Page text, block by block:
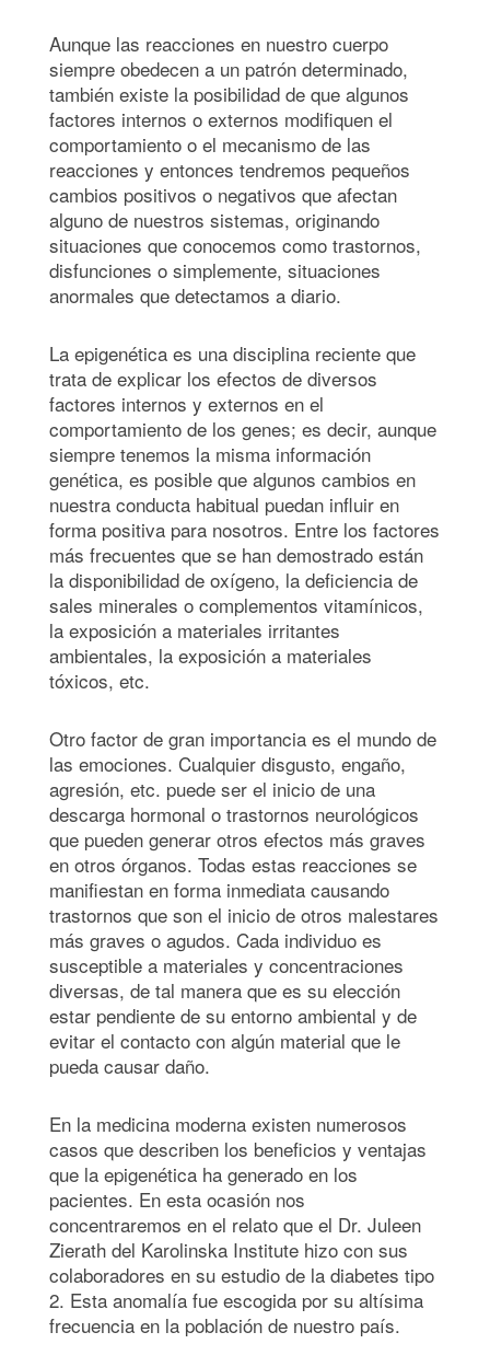
Aunque las reacciones en nuestro cuerpo
siempre obedecen a un patrón determinado,
también existe la posibilidad de que algunos
factores internos o externos modifiquen el
comportamiento o el mecanismo de las
reacciones y entonces tendremos pequeños
cambios positivos o negativos que afectan
alguno de nuestros sistemas, originando
situaciones que conocemos como trastornos,
disfunciones o simplemente, situaciones
anormales que detectamos a diario.
La epigenética es una disciplina reciente que
trata de explicar los efectos de diversos
factores internos y externos en el
comportamiento de los genes; es decir, aunque
siempre tenemos la misma información
genética, es posible que algunos cambios en
nuestra conducta habitual puedan influir en
forma positiva para nosotros. Entre los factores
más frecuentes que se han demostrado están
la disponibilidad de oxígeno, la deficiencia de
sales minerales o complementos vitamínicos,
la exposición a materiales irritantes
ambientales, la exposición a materiales
tóxicos, etc.
Otro factor de gran importancia es el mundo de
las emociones. Cualquier disgusto, engaño,
agresión, etc. puede ser el inicio de una
descarga hormonal o trastornos neurológicos
que pueden generar otros efectos más graves
en otros órganos. Todas estas reacciones se
manifiestan en forma inmediata causando
trastornos que son el inicio de otros malestares
más graves o agudos. Cada individuo es
susceptible a materiales y concentraciones
diversas, de tal manera que es su elección
estar pendiente de su entorno ambiental y de
evitar el contacto con algún material que le
pueda causar daño.
En la medicina moderna existen numerosos
casos que describen los beneficios y ventajas
que la epigenética ha generado en los
pacientes. En esta ocasión nos
concentraremos en el relato que el Dr. Juleen
Zierath del Karolinska Institute hizo con sus
colaboradores en su estudio de la diabetes tipo
2. Esta anomalía fue escogida por su altísima
frecuencia en la población de nuestro país.